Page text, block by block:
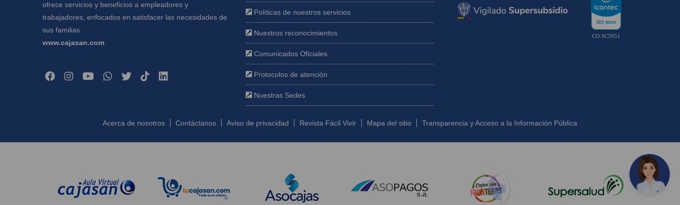
ofrece servicios y beneficios a empleadores y
trabajadores, enfocados en satisfacer las necesidades de
sus familias.
www.cajasan.com
Políticas de nuestros servicios
Nuestros reconocimientos
Comunicados Oficiales
Protocolos de atención
Nuestras Sedes
CO-SC5951
Acerca de nosotros Contáctanos Aviso de privacidad Revista Fácil Vivir Mapa del sitio Transparencia y Acceso a la Información Pública